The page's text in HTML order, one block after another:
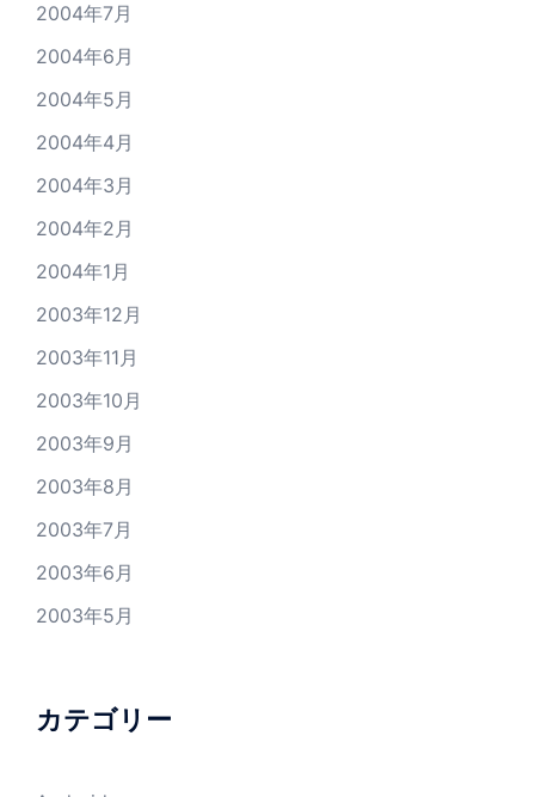
2004年7月
2004年6月
2004年5月
2004年4月
2004年3月
2004年2月
2004年1月
2003年12月
2003年11月
2003年10月
2003年9月
2003年8月
2003年7月
2003年6月
2003年5月
カテゴリー